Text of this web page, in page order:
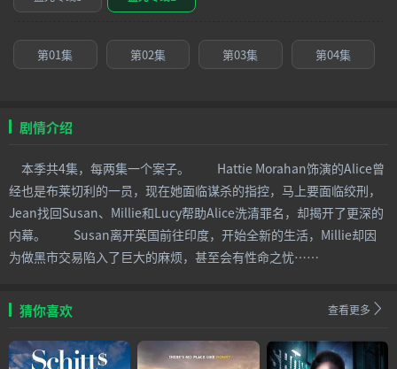
第01集 第02集 第03集 第04集
剧情介绍
本季共4集，每两集一个案子。 Hattie Morahan饰演的Alice曾
经也是布莱切利的一员，现在她面临谋杀的指控，马上要面临绞刑，
Jean找回Susan、Millie和Lucy帮助Alice洗清罪名，却揭开了更深的
内幕。 Susan离开英国前往印度，开始全新的生活，Millie却因
为做黑市交易陷入了巨大的麻烦，甚至会有性命之忧……
猜你喜欢 查看更多